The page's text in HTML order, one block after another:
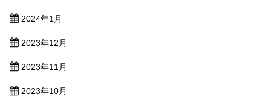
2024年1月
2023年12月
2023年11月
2023年10月